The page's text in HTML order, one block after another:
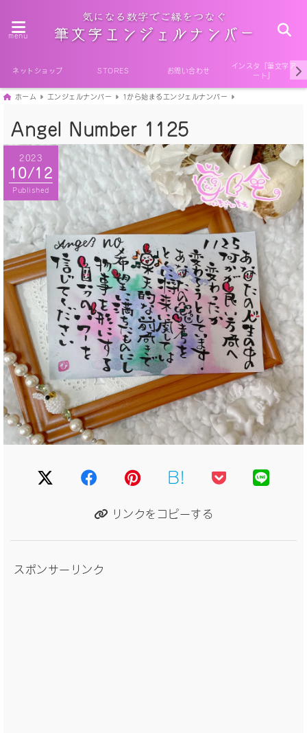
menu
ネットショップ STORES お問い合わせ
インスタ『筆文字ア
ート』
ホーム エンジェルナンバー 1から始まるエンジェルナンバー
Angel Number 1125
2023
10/12
Published
B!
リンクをコピーする
スポンサーリンク